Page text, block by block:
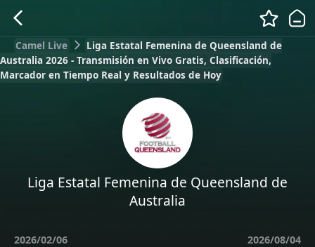
Camel Live
Liga Estatal Femenina de Queensland de
Australia 2026 - Transmisión en Vivo Gratis, Clasificación,
Marcador en Tiempo Real y Resultados de Hoy
Liga Estatal Femenina de Queensland de
Australia
2026/02/06
2026/08/04